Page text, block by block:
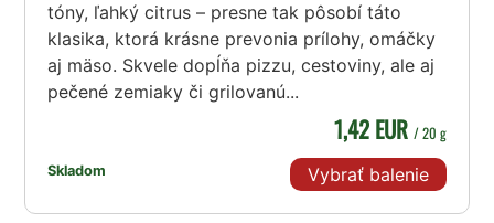
tóny, ľahký citrus – presne tak pôsobí táto
klasika, ktorá krásne prevonia prílohy, omáčky
aj mäso. Skvele dopĺňa pizzu, cestoviny, ale aj
pečené zemiaky či grilovanú...
Skladom
1,42 EUR / 20 g
Vybrať balenie